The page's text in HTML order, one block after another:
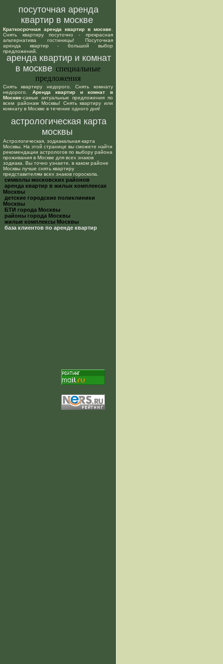
посуточная аренда
квартир в москве
Краткосрочная аренда квартир в москве
Снять квартиру посуточно - прекрасная
альтернатива гостиницы! Посуточная
аренда квартир - большой выбор
предложений.
аренда квартир и комнат
в москве специальные
предложения
Снять квартиру недорого. Снять комнату
недорого. Аренда квартир и комнат в
Москве-самые актуальные предложения по
всем районам Москвы! Снять квартиру или
комнату в Москве в течение одного дня!
астрологическая карта
москвы
Астрологическая, зодиакальная карта
Москвы. На этой странице вы сможете найти
рекомендации астрологов по выбору района
проживания в Москве для всех знаков
зодиака. Вы точно узнаете, в каком районе
Москвы лучше снять квартиру
представителям всех знаков гороскопа.
cимволы московских районов
аренда квартир в жилых комплексах
Москвы
детские городские поликлиники
Москвы
БТИ города Москвы
районы города Москвы
жилые комплексы Москвы
база клиентов по аренде квартир